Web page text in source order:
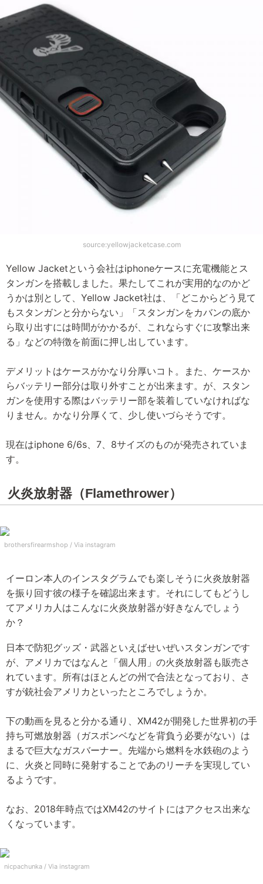
source:yellowjacketcase.com
Yellow Jacketという会社はiphoneケースに充電機能とス
タンガンを搭載しました。果たしてこれが実用的なのかど
うかは別として、Yellow Jacket社は、「どこからどう見て
もスタンガンと分からない」「スタンガンをカバンの底か
ら取り出すには時間がかかるが、これならすぐに攻撃出来
る」などの特徴を前面に押し出しています。
デメリットはケースがかなり分厚いコト。また、ケースか
らバッテリー部分は取り外すことが出来ます。が、スタン
ガンを使用する際はバッテリー部を装着していなければな
りません。かなり分厚くて、少し使いづらそうです。
現在はiphone 6/6s、7、8サイズのものが発売されていま
す。
火炎放射器（Flamethrower）
brothersfirearmshop / Via instagram
イーロン本人のインスタグラムでも楽しそうに火炎放射器
を振り回す彼の様子を確認出来ます。それにしてもどうし
てアメリカ人はこんなに火炎放射器が好きなんでしょう
か？
日本で防犯グッズ・武器といえばせいぜいスタンガンです
が、アメリカではなんと「個人用」の火炎放射器も販売さ
れています。所有はほとんどの州で合法となっており、さ
すが銃社会アメリカといったところでしょうか。
下の動画を見ると分かる通り、XM42が開発した世界初の手
持ち可燃放射器（ガスボンベなどを背負う必要がない）は
まるで巨大なガスバーナー。先端から燃料を水鉄砲のよう
に、火炎と同時に発射することであのリーチを実現してい
るようです。
なお、2018年時点ではXM42のサイトにはアクセス出来な
くなっています。
nicpachunka / Via instagram